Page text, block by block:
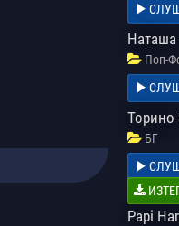
Поп-
Торино
БГ
Papi